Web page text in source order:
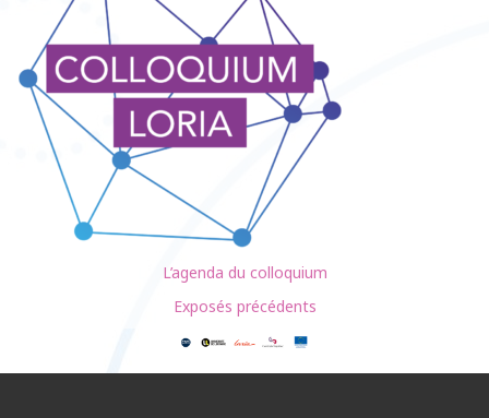
L’agenda du colloquium
Exposés précédents